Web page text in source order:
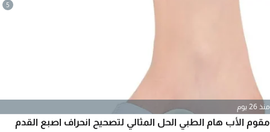
5
منذ 26 يوم
مقوم الأب هام الطبي الحل المثالي لتصحيح انحراف اصبع القدم